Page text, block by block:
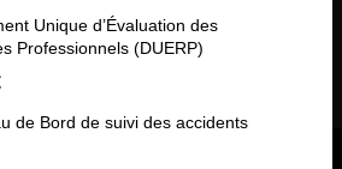
QSE. All Rights Reserved
Unique d’Évaluation des
Professionnels (DUERP)
de Bord de suivi des accidents